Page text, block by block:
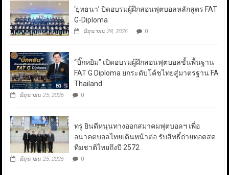
‘ยุทธนา’ ปิดอบรมผู้ฝึกสอนฟุตบอลหลักสูตร FAT
G-Diploma
มิถุนายน 28, 2026 0
“บิ๊กหยิม” เปิดอบรมผู้ฝึกสอนฟุตบอลขั้นพื้นฐาน
FAT G Diploma ยกระดับโค้ชไทยสู่มาตรฐาน FA
Thailand
มิถุนายน 25, 2026 0
ทรู ยินดีหนุนทางออกสมาคมฟุตบอลฯ เพื่อ
อนาคตบอลไทยเดินหน้าต่อ รับสิทธิ์ถ่ายทอดสด
ทีมชาติไทยถึงปี 2572
มิถุนายน 25, 2026 0